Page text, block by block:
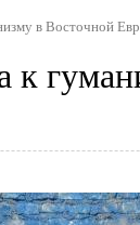
в Восточной
к